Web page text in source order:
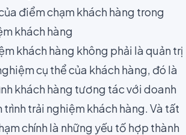
điểm chạm khách hàng trong
khách hàng
khách hàng không phải là quản trị
cụ thể của khách hàng, đó là
khách hàng tương tác với doanh
trình trải nghiệm khách hàng. Và tất
chính là những yếu tố hợp thành